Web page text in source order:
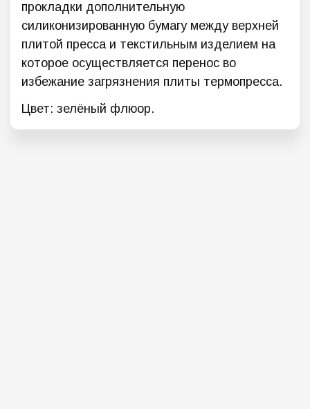
прокладки дополнительную
силиконизированную бумагу между верхней
плитой пресса и текстильным изделием на
которое осуществляется перенос во
избежание загрязнения плиты термопресса.
Цвет: зелёный флюор.